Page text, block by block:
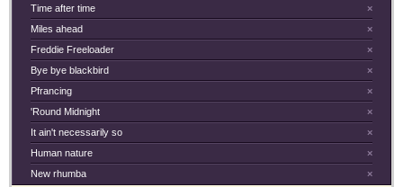
×
Time after time
×
Miles ahead
×
Freddie Freeloader
×
Bye bye blackbird
×
Pfrancing
×
'Round Midnight
×
It ain't necessarily so
×
Human nature
×
New rhumba